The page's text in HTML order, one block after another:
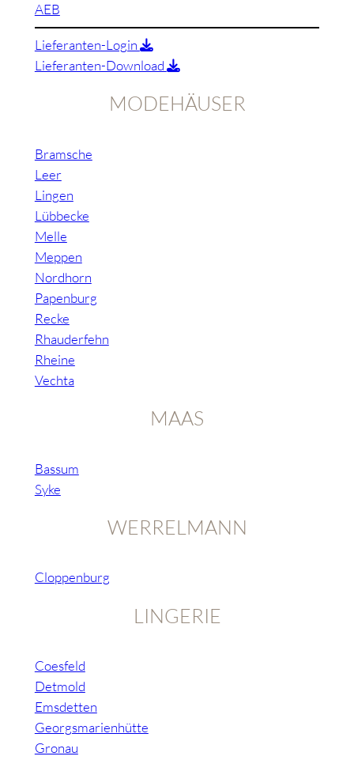
AEB
Lieferanten-Login
Lieferanten-Download
MODEHÄUSER
Bramsche
Leer
Lingen
Lübbecke
Melle
Meppen
Nordhorn
Papenburg
Recke
Rhauderfehn
Rheine
Vechta
MAAS
Bassum
Syke
WERRELMANN
Cloppenburg
LINGERIE
Coesfeld
Detmold
Emsdetten
Georgsmarienhütte
Gronau